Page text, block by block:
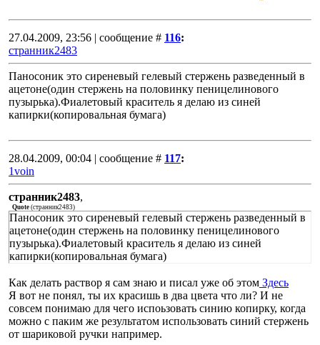
27.04.2009, 23:56 | сообщение # 116:
странник2483
Паносоник это сиреневый гелевый стержень разведенный в
ацетоне(один стержень на половинку пеницелинового
пузырька).Фиалетовый краситель я делаю из синей
капирки(копировальная бумага)
28.04.2009, 00:04 | сообщение # 117:
1voin
странник2483,
Quote (странник2483)
Паносоник это сиреневый гелевый стержень разведенный в
ацетоне(один стержень на половинку пеницелинового
пузырька).Фиалетовый краситель я делаю из синей
капирки(копировальная бумага)
Как делать раствор я сам знаю и писал уже об этом Здесь
Я вот не понял, ты их красишь в два цвета что ли? И не
совсем понимаю для чего испоьзовать синию копирку, когда
можно с паким же результатом использовать синий стержень
от шариковой ручки например.